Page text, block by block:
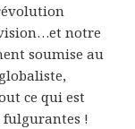
notre
soumise au
ce qui est
fulgurantes !